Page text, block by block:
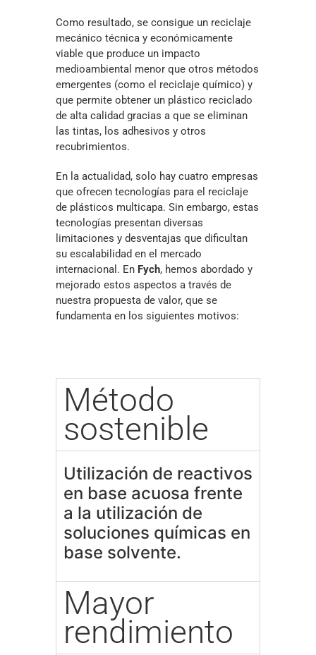
Como resultado, se consigue un reciclaje
mecánico técnica y económicamente
viable que produce un impacto
medioambiental menor que otros métodos
emergentes (como el reciclaje químico) y
que permite obtener un plástico reciclado
de alta calidad gracias a que se eliminan
las tintas, los adhesivos y otros
recubrimientos.
En la actualidad, solo hay cuatro empresas
que ofrecen tecnologías para el reciclaje
de plásticos multicapa. Sin embargo, estas
tecnologías presentan diversas
limitaciones y desventajas que dificultan
su escalabilidad en el mercado
internacional. En Fych, hemos abordado y
mejorado estos aspectos a través de
nuestra propuesta de valor, que se
fundamenta en los siguientes motivos:
Método
sostenible
Utilización de reactivos
en base acuosa frente
a la utilización de
soluciones químicas en
base solvente.
Mayor
rendimiento